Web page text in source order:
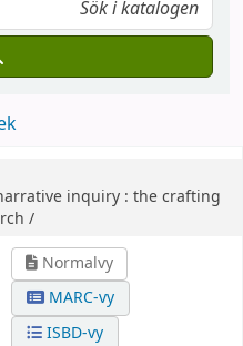
inquiry : the crafting
/
Normalvy
MARC-vy
ISBD-vy